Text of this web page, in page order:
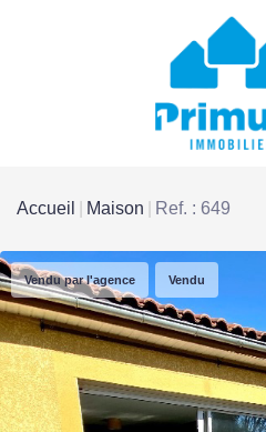
Accueil Maison Ref. : 649
Vendu par l'agence Vendu